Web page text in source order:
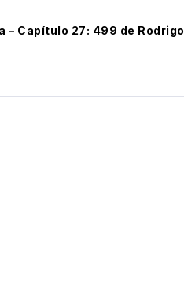
– Capítulo 27: 499 de Rodrigo